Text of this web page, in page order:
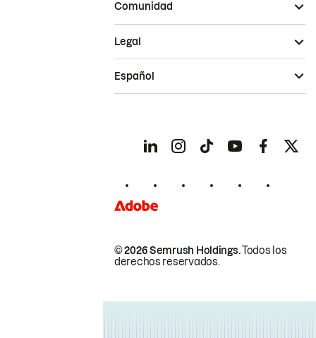
Comunidad
© 2026 Semrush Holdings.Todos los
derechos reservados.
Legal
Español